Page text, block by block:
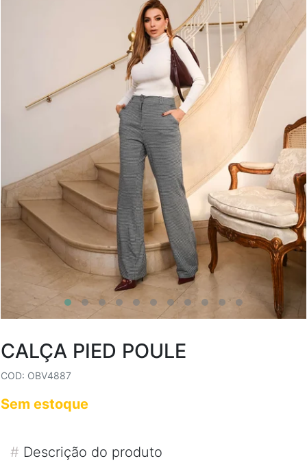
CALÇA PIED POULE
COD: OBV4887
Sem estoque
# Descrição do produto